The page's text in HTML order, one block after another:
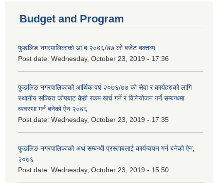
Budget and Program
फुङलिङ नगरपालिकाको आ.ब.२०७६/७७ को बजेट बक्तब्य
Post date: Wednesday, October 23, 2019 - 17:36
फूङलिङ नगरपालिकाको आर्थिक वर्ष २०७६/७७ को सेवा र कार्यहरुको लागि
स्थानीय सञ्चित कोषबाट केही रकम खर्च गर्ने र विनियोजन गर्ने सम्बन्धमा
व्यवस्था गर्न बनेको ऐन २०७६
Post date: Wednesday, October 23, 2019 - 17:35
फुङलिङ नगरपालिकाको अर्थ सम्बन्धी प्रस्ताबलाई कार्यन्वयन गर्न बनेको ऐन‚
२०७६
Post date: Wednesday, October 23, 2019 - 15:50